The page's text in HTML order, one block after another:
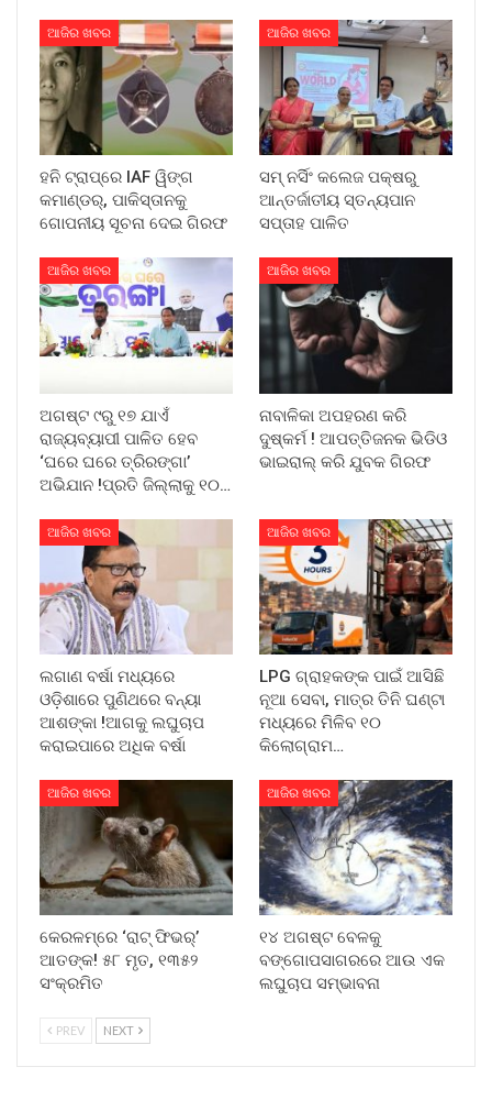
ଆଜିର ଖବର
ହନି ଟ୍ରାପ୍‌ରେ IAF ୱିଙ୍ଗ
କମାଣ୍ଡର୍, ପାକିସ୍ତାନକୁ
ଗୋପନୀୟ ସୂଚନା ଦେଇ ଗିରଫ
ଆଜିର ଖବର
ସମ୍ ନର୍ସିଂ କଲେଜ ପକ୍ଷରୁ
ଆନ୍ତର୍ଜାତୀୟ ସ୍ତନ୍ୟପାନ
ସପ୍ତାହ ପାଳିତ
ଆଜିର ଖବର
ଅଗଷ୍ଟ ୯ରୁ ୧୭ ଯାଏଁ
ରାଜ୍ୟବ୍ୟାପୀ ପାଳିତ ହେବ
‘ଘରେ ଘରେ ତ୍ରିରଙ୍ଗା’
ଅଭିଯାନ !ପ୍ରତି ଜିଲ୍ଲାକୁ ୧୦…
ଆଜିର ଖବର
ନାବାଳିକା ଅପହରଣ କରି
ଦୁଷ୍କର୍ମ ! ଆପତ୍ତିଜନକ ଭିଡିଓ
ଭାଇରାଲ୍ କରି ଯୁବକ ଗିରଫ
ଆଜିର ଖବର
ଲଗାଣ ବର୍ଷା ମଧ୍ୟରେ
ଓଡ଼ିଶାରେ ପୁଣିଥରେ ବନ୍ୟା
ଆଶଙ୍କା !ଆଗକୁ ଲଘୁଚାପ
କରାଇପାରେ ଅଧିକ ବର୍ଷା
ଆଜିର ଖବର
LPG ଗ୍ରାହକଙ୍କ ପାଇଁ ଆସିଛି
ନୂଆ ସେବା, ମାତ୍ର ତିନି ଘଣ୍ଟା
ମଧ୍ୟରେ ମିଳିବ ୧୦
କିଲୋଗ୍ରାମ…
ଆଜିର ଖବର
କେରଳମ୍‌ରେ ‘ରାଟ୍ ଫିଭର୍’
ଆତଙ୍କ! ୫୮ ମୃତ, ୧୩୫୨
ସଂକ୍ରମିତ
ଆଜିର ଖବର
୧୪ ଅଗଷ୍ଟ ବେଳକୁ
ବଙ୍ଗୋପସାଗରରେ ଆଉ ଏକ
ଲଘୁଚାପ ସମ୍ଭାବନା
PREV NEXT